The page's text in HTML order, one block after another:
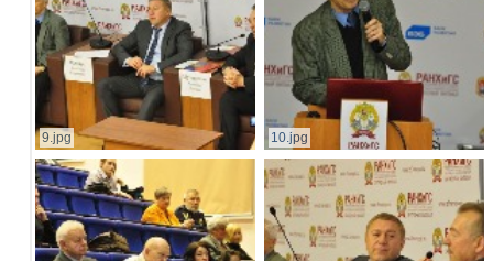
9.jpg 10.jpg